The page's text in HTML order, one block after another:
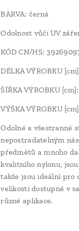
BARVA: černá
Odolnost vůči UV
KÓD CN/HS:
DÉLKA VÝROBKU
ŠÍŘKA VÝROBKU
VÝŠKA VÝROBKU
Odolné a všestranné
nepostradatelným
předmětů a mnoho
kvalitního nylonu,
takže jsou ideální pro
velikosti dostupné v
různé aplikace.